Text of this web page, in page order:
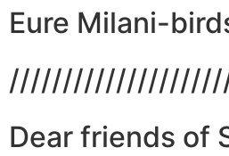
Eure Milani-
Dear friends of